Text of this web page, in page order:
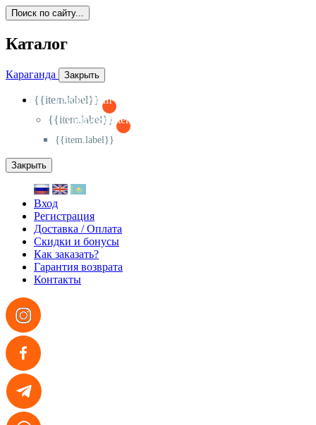
Поиск по сайту...
Каталог
Караганда Закрыть
{{item.label}}
{{activeItem==item.id?'-
{{item.label}}
{{activeSubitem==item.id?'-
{{item.label}}
Закрыть
Вход
Регистрация
Доставка / Оплата
Скидки и бонусы
Как заказать?
Гарантия возврата
Контакты